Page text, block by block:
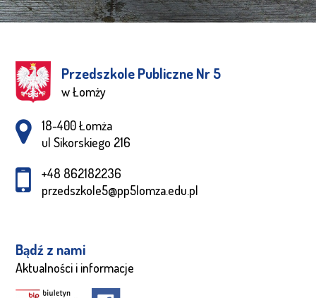
Przedszkole Publiczne Nr 5
w Łomży
Adres pocztowy:
18-400 Łomża
ul Sikorskiego 216
+48 862182236
przedszkole5@pp5lomza.edu.pl
Bądź z nami
Aktualności i informacje